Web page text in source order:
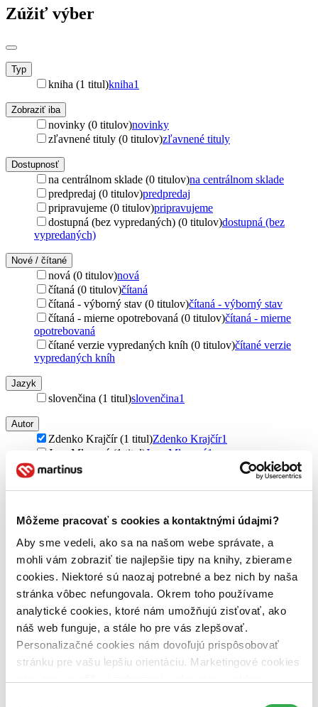
Môžeme pracovať s cookies a kontaktnými údajmi?
Aby sme vedeli, ako sa na našom webe správate, a
mohli vám zobraziť tie najlepšie tipy na knihy, zbierame
cookies. Niektoré sú naozaj potrebné a bez nich by naša
stránka vôbec nefungovala. Okrem toho používame
analytické cookies, ktoré nám umožňujú zisťovať, ako
náš web funguje, a stále ho pre vás zlepšovať.
Personalizačné cookies nám dovoľujú prispôsobovať
stránku pre vašu lepšiu orientáciu. Marketingové cookies
Zúžiť výber
Typ
kniha (1 titul)kniha1
Zobraziť iba
novinky (0 titulov)novinky
zľavnené tituly (0 titulov)zľavnené tituly
Dostupnosť
na centrálnom sklade (0 titulov)na centrálnom sklade
predpredaj (0 titulov)predpredaj
pripravujeme (0 titulov)pripravujeme
dostupná (bez vypredaných) (0 titulov)dostupná (bez
vypredaných)
Nové / čítané
nová (0 titulov)nová
čítaná (0 titulov)čítaná
čítaná - výborný stav (0 titulov)čítaná - výborný stav
čítaná - mierne opotrebovaná (0 titulov)čítaná - mierne
opotrebovaná
čítané verzie vypredaných kníh (0 titulov)čítané verzie
vypredaných kníh
Jazyk
slovenčina (1 titul)slovenčina1
Autor
Zdenko Krajčír (1 titul)Zdenko Krajčír1
Jana Mlsnová (1 titul)Jana Mlsnová1
Žaneta Surmajová (1 titul)
Žaneta Surmajová1
Vydavateľstvo
pevná väzba (1 titul)pevná väzba1
Zúžiť výber
Zoradiť
Bestsellery
Top hodnotené